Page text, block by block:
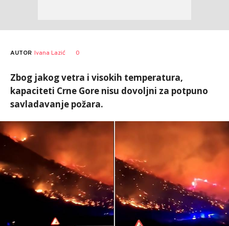
AUTOR Ivana Lazić 0
Zbog jakog vetra i visokih temperatura,
kapaciteti Crne Gore nisu dovoljni za potpuno
savladavanje požara.